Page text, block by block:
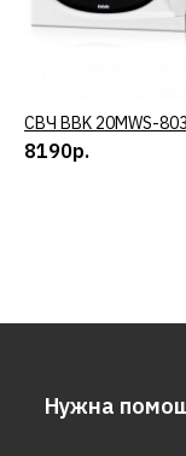
КУПИТЬ
СВЧ BBK 20MWS-
8190р.
Нужна